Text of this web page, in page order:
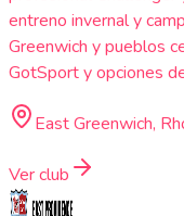
entreno invernal y
Greenwich y pueblos
GotSport y opciones
East Greenwich,
Ver club